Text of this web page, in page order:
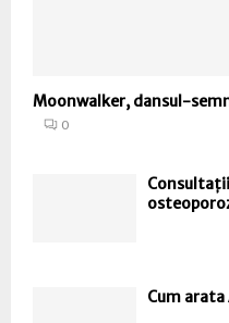
Moonwalker, dansul-
0
Cum arata